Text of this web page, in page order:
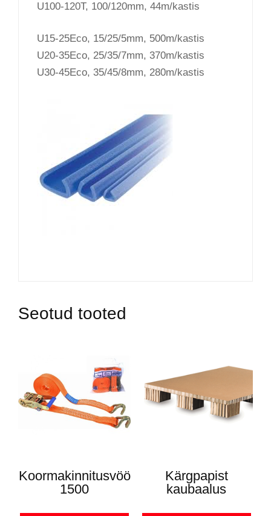
U100-120T, 100/120mm, 44m/kastis
U15-25Eco, 15/25/5mm, 500m/kastis
U20-35Eco, 25/35/7mm, 370m/kastis
U30-45Eco, 35/45/8mm, 280m/kastis
Seotud tooted
Koormakinnitusvöö
1500
Kärgpapist
kaubaalus